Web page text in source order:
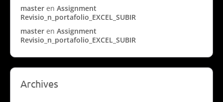
master en Assignment
Revisio_n_portafolio_EXCEL_SUBIR
master en Assignment
Revisio_n_portafolio_EXCEL_SUBIR
Archives